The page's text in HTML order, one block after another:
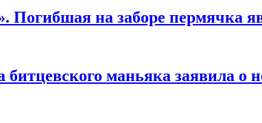
на заборе пермячка
маньяка заявила о